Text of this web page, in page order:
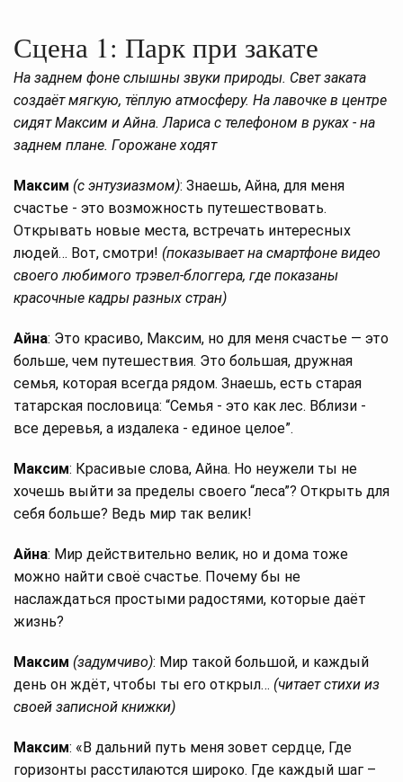
Сцена 1: Парк при закате
На заднем фоне слышны звуки природы. Свет заката
создаёт мягкую, тёплую атмосферу. На лавочке в центре
сидят Максим и Айна. Лариса с телефоном в руках - на
заднем плане. Горожане ходят
Максим (с энтузиазмом): Знаешь, Айна, для меня
счастье - это возможность путешествовать.
Открывать новые места, встречать интересных
людей… Вот, смотри! (показывает на смартфоне видео
своего любимого трэвел-блоггера, где показаны
красочные кадры разных стран)
Айна: Это красиво, Максим, но для меня счастье — это
больше, чем путешествия. Это большая, дружная
семья, которая всегда рядом. Знаешь, есть старая
татарская пословица: “Семья - это как лес. Вблизи -
все деревья, а издалека - единое целое”.
Максим: Красивые слова, Айна. Но неужели ты не
хочешь выйти за пределы своего “леса”? Открыть для
себя больше? Ведь мир так велик!
Айна: Мир действительно велик, но и дома тоже
можно найти своё счастье. Почему бы не
наслаждаться простыми радостями, которые даёт
жизнь?
Максим (задумчиво): Мир такой большой, и каждый
день он ждёт, чтобы ты его открыл… (читает стихи из
своей записной книжки)
Максим: «В дальний путь меня зовет сердце, Где
горизонты расстилаются широко. Где каждый шаг –